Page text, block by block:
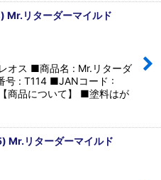
Mr.リターダーマイルド
オス ■商品名 : Mr.リターダ
号 : T114 ■JANコード :
商品について】 ■塗料はが
Mr.リターダーマイルド